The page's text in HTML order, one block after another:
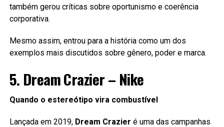
também gerou críticas sobre oportunismo e coerência
corporativa.
Mesmo assim, entrou para a história como um dos
exemplos mais discutidos sobre gênero, poder e marca.
5. Dream Crazier – Nike
Quando o estereótipo vira combustível
Lançada em 2019, Dream Crazier é uma das campanhas